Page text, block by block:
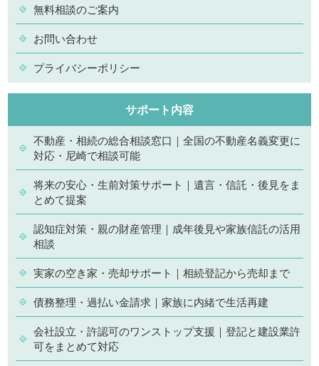
無料相談のご案内
お問い合わせ
プライバシーポリシー
サポート内容
不動産・相続の総合相談窓口｜全国の不動産名義変更に
対応・尼崎で相談可能
将来の安心・生前対策サポート｜遺言・信託・後見をま
とめて提案
認知症対策・親の財産管理｜成年後見や家族信託の活用
相談
実家の空き家・売却サポート｜相続登記から売却まで
債務整理・過払い金請求｜家族に内緒で生活再建
会社設立・許認可のワンストップ支援｜登記と建設業許
可をまとめて対応